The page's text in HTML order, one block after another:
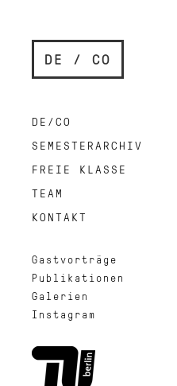
DE / CO
DE/CO
SEMESTERARCHIV
FREIE KLASSE
TEAM
KONTAKT
Gastvorträge
Publikationen
Galerien
Instagram